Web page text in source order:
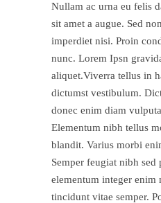
Nullam ac urna eu felis
sit amet a augue. Sed
imperdiet nisi. Proin
nunc. Lorem Ipsn
aliquet.Viverra tellus in
dictumst vestibulum.
donec enim diam
Elementum nibh tellus
blandit. Varius morbi
Semper feugiat nibh
elementum integer enim
tincidunt vitae semper.